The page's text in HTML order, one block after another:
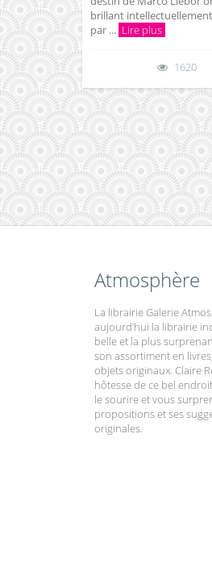
brillant
par ... Lire plus
1620
Atmosphère
La librairie Galerie
aujourd’hui la librairie
belle et la plus
son assortiment en
objets originaux. Claire
hôtesse de ce bel
le sourire et vous
propositions et ses
originales.